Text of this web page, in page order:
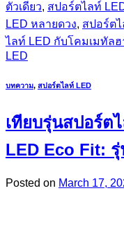
ตัวเดียว, สปอร์ตไลท์
LED หลายดวง, สปอร์ต
ไลท์ LED กับโคมเมทัลฮ
LED
บทความ, สปอร์ตไลท์ LED
เทียบรุ่นสปอร์ต
LED Eco Fit:
Posted on March 17,